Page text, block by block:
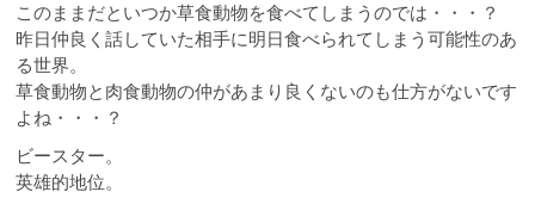
このままだといつか草食動物を食べてしまうのでは・・・？
昨日仲良く話していた相手に明日食べられてしまう可能性のあ
る世界。
草食動物と肉食動物の仲があまり良くないのも仕方がないです
よね・・・？
ビースター。
英雄的地位。